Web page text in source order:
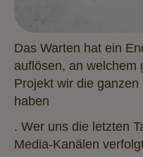
Das Warten hat ein
auflösen, an welchem
Projekt wir die
haben
. Wer uns die letzten
Media-Kanälen